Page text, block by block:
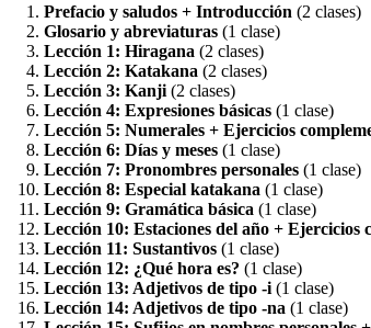
Prefacio y saludos + Introducción (2 clases)
Glosario y abreviaturas (1 clase)
Lección 1: Hiragana (2 clases)
Lección 2: Katakana (2 clases)
Lección 3: Kanji (2 clases)
Lección 4: Expresiones básicas (1 clase)
Lección 5: Numerales + Ejercicios
Lección 6: Días y meses (1 clase)
Lección 7: Pronombres personales (1 clase)
Lección 8: Especial katakana (1 clase)
Lección 9: Gramática básica (1 clase)
Lección 10: Estaciones del año + Ejercicios
Lección 11: Sustantivos (1 clase)
Lección 12: ¿Qué hora es? (1 clase)
Lección 13: Adjetivos de tipo -i (1 clase)
Lección 14: Adjetivos de tipo -na (1 clase)